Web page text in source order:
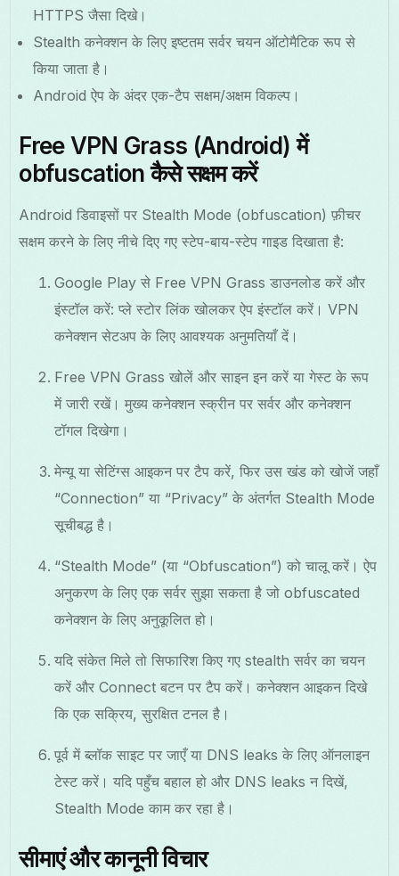
HTTPS जैसा दिखे।
Stealth कनेक्शन के लिए इष्टतम सर्वर चयन ऑटोमैटिक रूप से
किया जाता है।
Android ऐप के अंदर एक-टैप सक्षम/अक्षम विकल्प।
Free VPN Grass (Android) में
obfuscation कैसे सक्षम करें
Android डिवाइसों पर Stealth Mode (obfuscation) फ़ीचर
सक्षम करने के लिए नीचे दिए गए स्टेप-बाय-स्टेप गाइड दिखाता है:
Google Play से Free VPN Grass डाउनलोड करें और
इंस्टॉल करें: प्ले स्टोर लिंक खोलकर ऐप इंस्टॉल करें। VPN
कनेक्शन सेटअप के लिए आवश्यक अनुमतियाँ दें।
Free VPN Grass खोलें और साइन इन करें या गेस्ट के रूप
में जारी रखें। मुख्य कनेक्शन स्क्रीन पर सर्वर और कनेक्शन
टॉगल दिखेगा।
मेन्यू या सेटिंग्स आइकन पर टैप करें, फिर उस खंड को खोजें जहाँ
“Connection” या “Privacy” के अंतर्गत Stealth Mode
सूचीबद्ध है।
“Stealth Mode” (या “Obfuscation”) को चालू करें। ऐप
अनुकरण के लिए एक सर्वर सुझा सकता है जो obfuscated
कनेक्शन के लिए अनुकूलित हो।
यदि संकेत मिले तो सिफारिश किए गए stealth सर्वर का चयन
करें और Connect बटन पर टैप करें। कनेक्शन आइकन दिखे
कि एक सक्रिय, सुरक्षित टनल है।
पूर्व में ब्लॉक साइट पर जाएँ या DNS leaks के लिए ऑनलाइन
टेस्ट करें। यदि पहुँच बहाल हो और DNS leaks न दिखें,
Stealth Mode काम कर रहा है।
सीमाएं और कानूनी विचार